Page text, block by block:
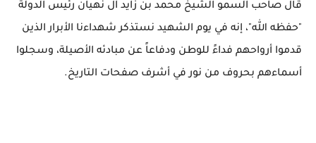
قال صاحب السمو الشيخ محمد بن زايد آل نهيان رئيس الدولة
"حفظه الله"، إنه في يوم الشهيد نستذكر شهداءنا الأبرار الذين
قدموا أرواحهم فداءً للوطن ودفاعاً عن مبادئه الأصيلة، وسجلوا
أسماءهم بحروف من نور في أشرف صفحات التاريخ.